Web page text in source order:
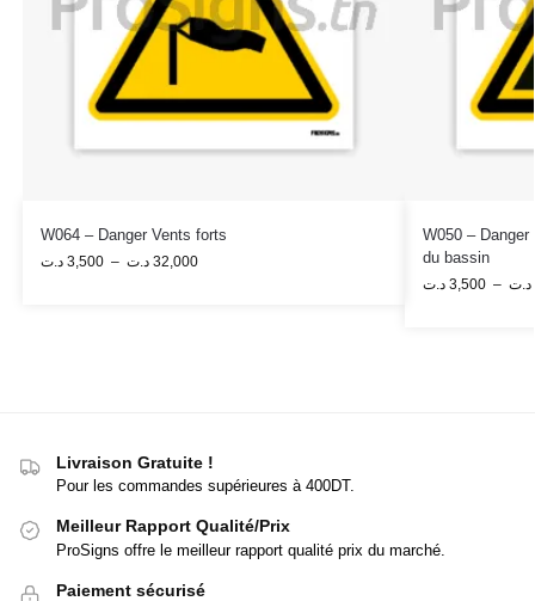
W064 – Danger Vents forts
3,500 د.ت – 32,000 د.ت
W050 – Danger
du bassin
3,500 د.ت – د.ت
Livraison Gratuite !
Pour les commandes supérieures à 400DT.
Meilleur Rapport Qualité/Prix
ProSigns offre le meilleur rapport qualité prix du marché.
Paiement sécurisé